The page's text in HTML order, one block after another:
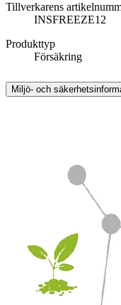
Tillverkarens
INSFREEZE12
Produkttyp
Försäkring
Miljö- och